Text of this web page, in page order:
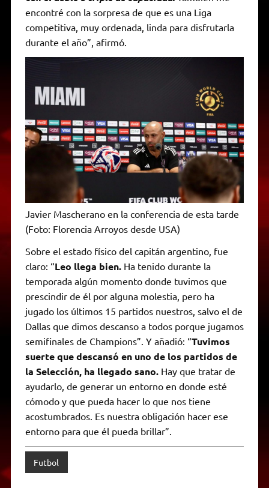
encontré con la sorpresa de que es una Liga
competitiva, muy ordenada, linda para disfrutarla
durante el año”, afirmó.
Javier Mascherano en la conferencia de esta tarde
(Foto: Florencia Arroyos desde USA)
Sobre el estado físico del capitán argentino, fue
claro: “Leo llega bien.Ha tenido durante la
temporada algún momento donde tuvimos que
prescindir de él por alguna molestia, pero ha
jugado los últimos 15 partidos nuestros, salvo el de
Dallas que dimos descanso a todos porque jugamos
semifinales de Champions”. Y añadió: “Tuvimos
suerte que descansó en uno de los partidos de
la Selección, ha llegado sano. Hay que tratar de
ayudarlo, de generar un entorno en donde esté
cómodo y que pueda hacer lo que nos tiene
acostumbrados. Es nuestra obligación hacer ese
entorno para que él pueda brillar”.
Futbol